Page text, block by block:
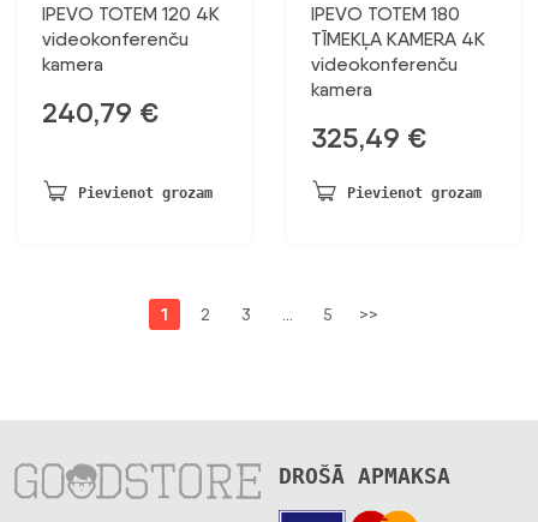
IPEVO TOTEM 120 4K
videokonferenču
kamera
240,79 €
Pievienot grozam
IPEVO TOTEM 180
TĪMEKĻA KAMERA 4K
videokonferenču
kamera
325,49 €
Pievienot grozam
1 2 3 … 5 >>
DROŠĀ APMAKSA